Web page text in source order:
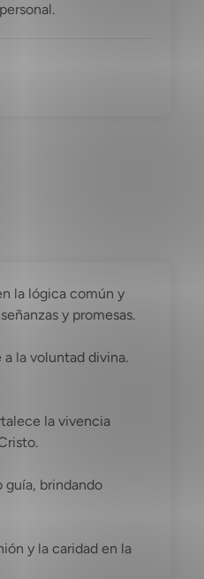
la lógica común y
y promesas.
la voluntad divina.
la vivencia
guía, brindando
y la caridad en la